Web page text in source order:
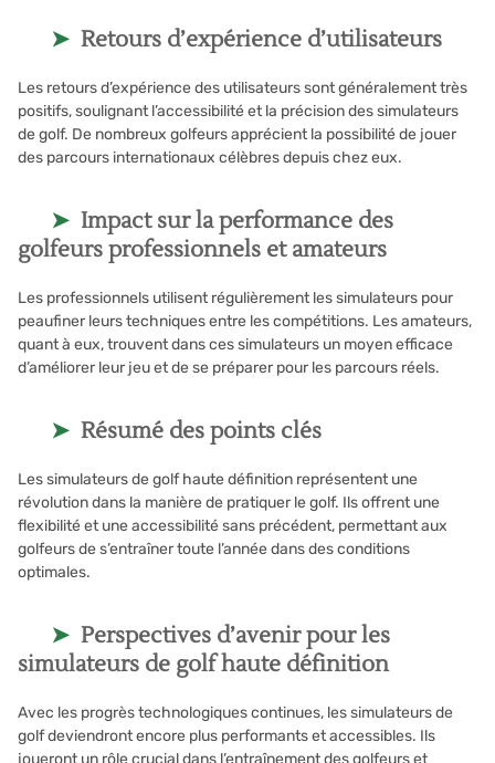
Retours d’expérience d’utilisateurs
Les retours d’expérience des utilisateurs sont généralement très
positifs, soulignant l’accessibilité et la précision des simulateurs
de golf. De nombreux golfeurs apprécient la possibilité de jouer
des parcours internationaux célèbres depuis chez eux.
Impact sur la performance des
golfeurs professionnels et amateurs
Les professionnels utilisent régulièrement les simulateurs pour
peaufiner leurs techniques entre les compétitions. Les amateurs,
quant à eux, trouvent dans ces simulateurs un moyen efficace
d’améliorer leur jeu et de se préparer pour les parcours réels.
Résumé des points clés
Les simulateurs de golf haute définition représentent une
révolution dans la manière de pratiquer le golf. Ils offrent une
flexibilité et une accessibilité sans précédent, permettant aux
golfeurs de s’entraîner toute l’année dans des conditions
optimales.
Perspectives d’avenir pour les
simulateurs de golf haute définition
Avec les progrès technologiques continues, les simulateurs de
golf deviendront encore plus performants et accessibles. Ils
joueront un rôle crucial dans l’entraînement des golfeurs et